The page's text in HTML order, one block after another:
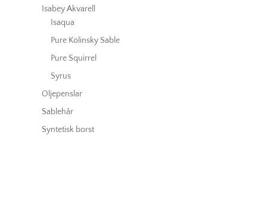
Isabey Akvarell
Isaqua
Pure Kolinsky Sable
Pure Squirrel
Syrus
Oljepenslar
Sablehår
Syntetisk borst